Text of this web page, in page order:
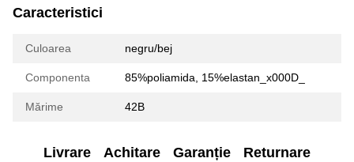
Caracteristici
Culoarea negru/bej
Componenta 85%poliamida, 15%elastan_x000D_
Mărime 42B
Livrare Achitare Garanție Returnare